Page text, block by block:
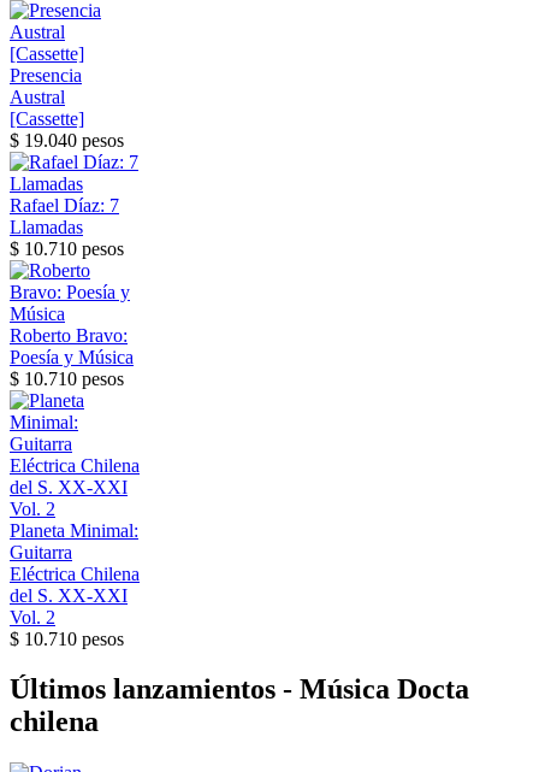
Presencia
Austral
[Cassette]
$ 19.040 pesos
Rafael Díaz: 7
Llamadas
$ 10.710 pesos
Roberto Bravo:
Poesía y Música
$ 10.710 pesos
Planeta Minimal:
Guitarra
Eléctrica Chilena
del S. XX-XXI
Vol. 2
$ 10.710 pesos
Últimos lanzamientos - Música Docta
chilena